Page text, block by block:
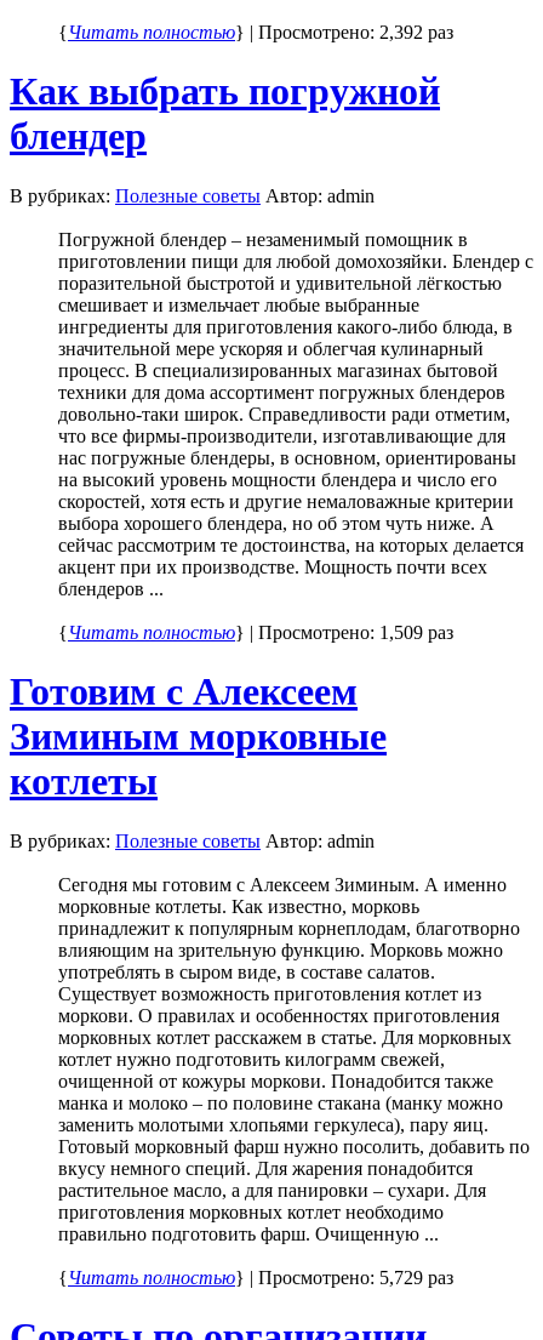
{Читать полностью} | Просмотрено: 2,392 раз
Как выбрать погружной
блендер
В рубриках: Полезные советы Автор: admin
Погружной блендер – незаменимый помощник в
приготовлении пищи для любой домохозяйки. Блендер с
поразительной быстротой и удивительной лёгкостью
смешивает и измельчает любые выбранные
ингредиенты для приготовления какого-либо блюда, в
значительной мере ускоряя и облегчая кулинарный
процесс. В специализированных магазинах бытовой
техники для дома ассортимент погружных блендеров
довольно-таки широк. Справедливости ради отметим,
что все фирмы-производители, изготавливающие для
нас погружные блендеры, в основном, ориентированы
на высокий уровень мощности блендера и число его
скоростей, хотя есть и другие немаловажные критерии
выбора хорошего блендера, но об этом чуть ниже. А
сейчас рассмотрим те достоинства, на которых делается
акцент при их производстве. Мощность почти всех
блендеров ...
{Читать полностью} | Просмотрено: 1,509 раз
Готовим с Алексеем
Зиминым морковные
котлеты
В рубриках: Полезные советы Автор: admin
Сегодня мы готовим с Алексеем Зиминым. А именно
морковные котлеты. Как известно, морковь
принадлежит к популярным корнеплодам, благотворно
влияющим на зрительную функцию. Морковь можно
употреблять в сыром виде, в составе салатов.
Существует возможность приготовления котлет из
моркови. О правилах и особенностях приготовления
морковных котлет расскажем в статье. Для морковных
котлет нужно подготовить килограмм свежей,
очищенной от кожуры моркови. Понадобится также
манка и молоко – по половине стакана (манку можно
заменить молотыми хлопьями геркулеса), пару яиц.
Готовый морковный фарш нужно посолить, добавить по
вкусу немного специй. Для жарения понадобится
растительное масло, а для панировки – сухари. Для
приготовления морковных котлет необходимо
правильно подготовить фарш. Очищенную ...
{Читать полностью} | Просмотрено: 5,729 раз